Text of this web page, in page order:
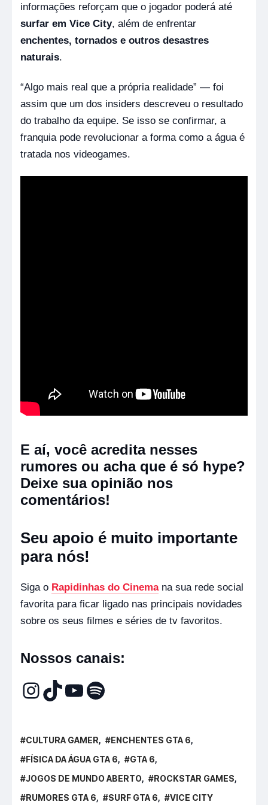
informações reforçam que o jogador poderá até
surfar em Vice City, além de enfrentar
enchentes, tornados e outros desastres
naturais.
“Algo mais real que a própria realidade” — foi
assim que um dos insiders descreveu o resultado
do trabalho da equipe. Se isso se confirmar, a
franquia pode revolucionar a forma como a água é
tratada nos videogames.
E aí, você acredita nesses
rumores ou acha que é só hype?
Deixe sua opinião nos
comentários!
Seu apoio é muito importante
para nós!
Siga o Rapidinhas do Cinemana sua rede social
favorita para ficar ligado nas principais novidades
sobre os seus filmes e séries de tv favoritos.
Nossos canais:
CULTURA GAMER
ENCHENTES GTA 6
FÍSICA DA ÁGUA GTA 6
GTA 6
JOGOS DE MUNDO ABERTO
ROCKSTAR GAMES
RUMORES GTA 6
SURF GTA 6 VICE CITY